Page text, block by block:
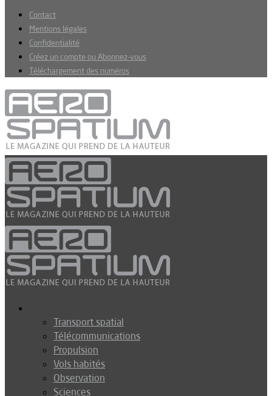
Contact
Mentions légales
Confidentialité
Créez un compte ou Abonnez-vous
Téléchargement des numéros
Transport spatial
Télécommunications
Propulsion
Vols habités
Observation
Sciences